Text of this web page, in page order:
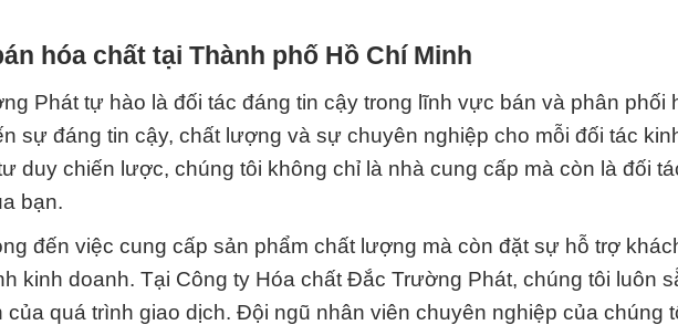
hóa chất tại Thành phố Hồ Chí Minh
Phát tự hào là đối tác đáng tin cậy trong lĩnh vực bán và phân phối
sự đáng tin cậy, chất lượng và sự chuyên nghiệp cho mỗi đối tác
duy chiến lược, chúng tôi không chỉ là nhà cung cấp mà còn là đối
bạn.
đến việc cung cấp sản phẩm chất lượng mà còn đặt sự hỗ trợ
kinh doanh. Tại Công ty Hóa chất Đắc Trường Phát, chúng tôi luôn
quá trình giao dịch. Đội ngũ nhân viên chuyên nghiệp của chúng